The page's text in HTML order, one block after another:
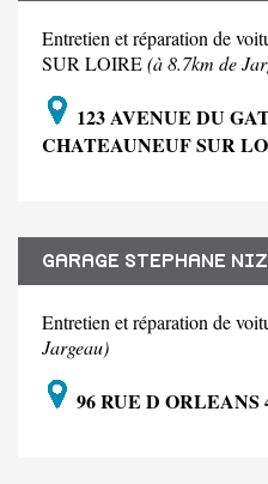
Entretien et réparation de
SUR LOIRE(à 8.7km de
123 AVENUE DU
CHATEAUNEUF SUR
GARAGE STEPHANE
Entretien et réparation de
Jargeau)
96 RUE D ORLEANS